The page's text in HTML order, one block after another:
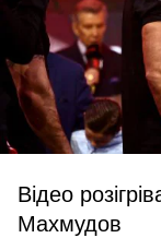
Відео
Махмудов